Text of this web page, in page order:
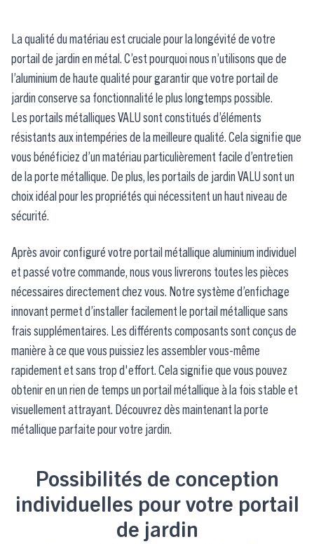
La qualité du matériau est cruciale pour la longévité de votre
portail de jardin en métal. C’est pourquoi nous n’utilisons que de
l’aluminium de haute qualité pour garantir que votre portail de
jardin conserve sa fonctionnalité le plus longtemps possible.
Les portails métalliques VALU sont constitués d’éléments
résistants aux intempéries de la meilleure qualité. Cela signifie que
vous bénéficiez d’un matériau particulièrement facile d’entretien
de la porte métallique. De plus, les portails de jardin VALU sont un
choix idéal pour les propriétés qui nécessitent un haut niveau de
sécurité.
Après avoir configuré votre portail métallique aluminium individuel
et passé votre commande, nous vous livrerons toutes les pièces
nécessaires directement chez vous. Notre système d’enfichage
innovant permet d’installer facilement le portail métallique sans
frais supplémentaires. Les différents composants sont conçus de
manière à ce que vous puissiez les assembler vous-même
rapidement et sans trop d'effort. Cela signifie que vous pouvez
obtenir en un rien de temps un portail métallique à la fois stable et
visuellement attrayant. Découvrez dès maintenant la porte
métallique parfaite pour votre jardin.
Possibilités de conception
individuelles pour votre portail
de jardin